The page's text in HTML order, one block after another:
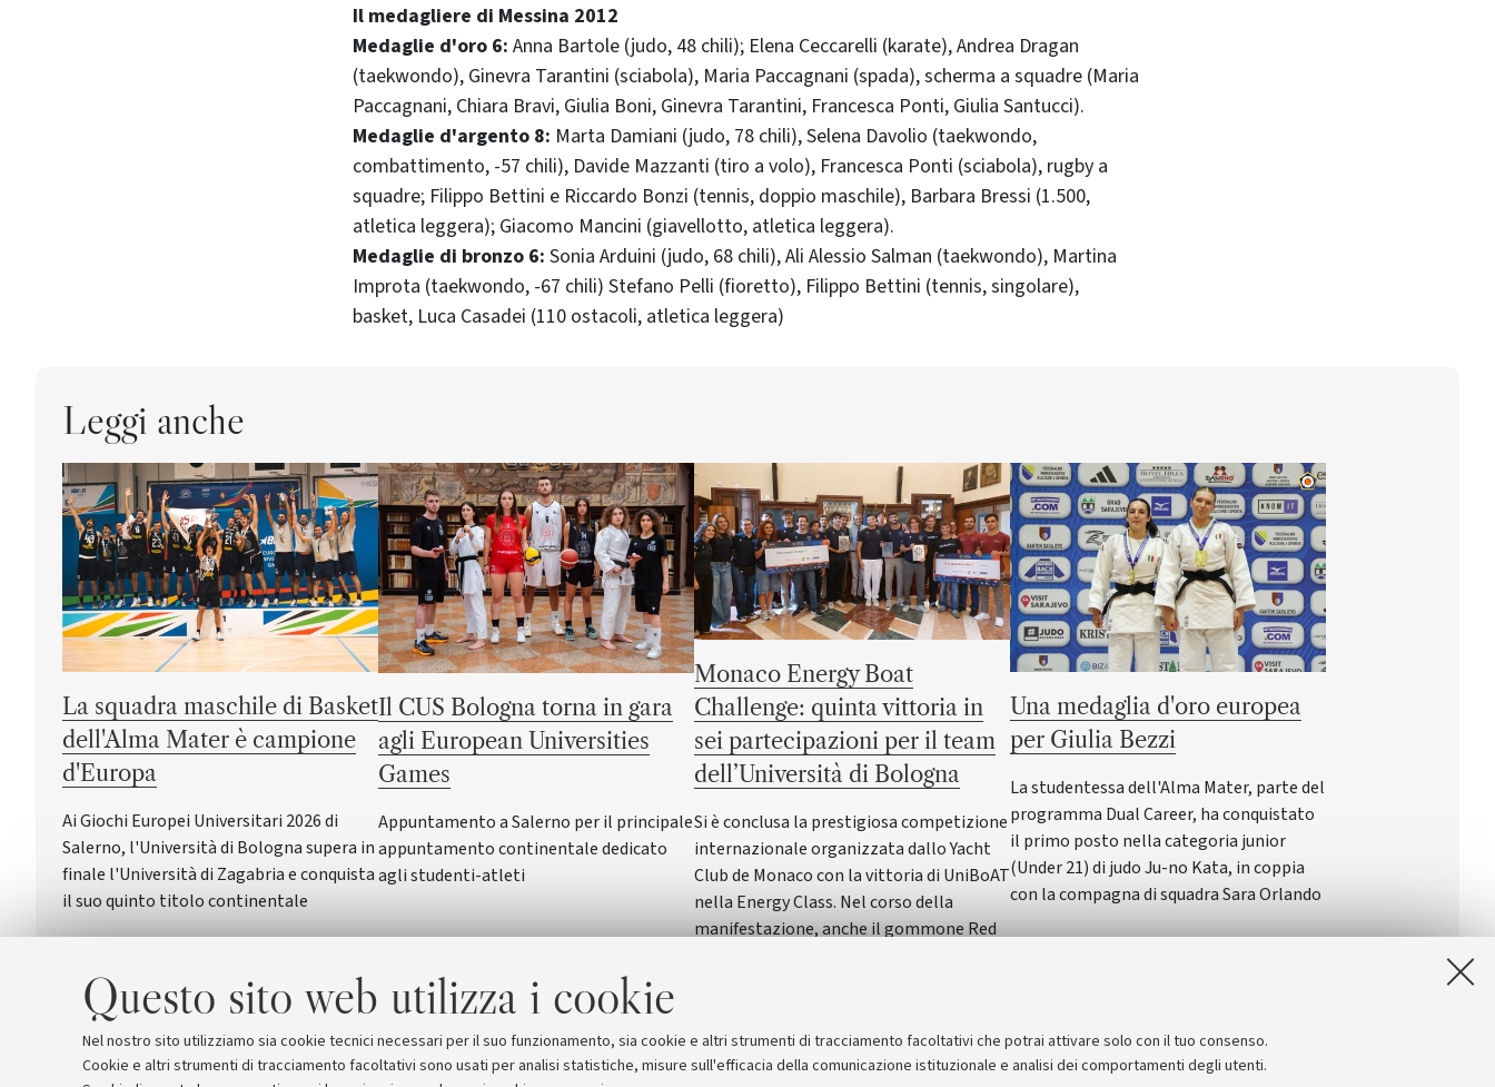
Questo sito web utilizza i cookie
Nel nostro sito utilizziamo sia cookie tecnici necessari per il suo funzionamento, sia cookie e altri strumenti di tracciamento facoltativi che potrai attivare solo con il tuo consenso.
Cookie e altri strumenti di tracciamento facoltativi sono usati per analisi statistiche, misure sull'efficacia della comunicazione istituzionale e analisi dei comportamenti degli utenti.
Il medagliere di Messina 2012
Medaglie d'oro 6: Anna Bartole (judo, 48 chili); Elena Ceccarelli (karate), Andrea Dragan
(taekwondo), Ginevra Tarantini (sciabola), Maria Paccagnani (spada), scherma a squadre (Maria
Paccagnani, Chiara Bravi, Giulia Boni, Ginevra Tarantini, Francesca Ponti, Giulia Santucci).
Medaglie d'argento 8: Marta Damiani (judo, 78 chili), Selena Davolio (taekwondo,
combattimento, -57 chili), Davide Mazzanti (tiro a volo), Francesca Ponti (sciabola), rugby a
squadre; Filippo Bettini e Riccardo Bonzi (tennis, doppio maschile), Barbara Bressi (1.500,
atletica leggera); Giacomo Mancini (giavellotto, atletica leggera).
Medaglie di bronzo 6: Sonia Arduini (judo, 68 chili), Ali Alessio Salman (taekwondo), Martina
Improta (taekwondo, -67 chili) Stefano Pelli (fioretto), Filippo Bettini (tennis, singolare),
basket, Luca Casadei (110 ostacoli, atletica leggera)
Leggi anche
La squadra maschile di Basket
dell'Alma Mater è campione
d'Europa
Ai Giochi Europei Universitari 2026 di
Salerno, l'Università di Bologna supera in
finale l'Università di Zagabria e conquista
il suo quinto titolo continentale
Il CUS Bologna torna in gara
agli European Universities
Games
Appuntamento a Salerno per il principale
appuntamento continentale dedicato
agli studenti-atleti
Monaco Energy Boat
Challenge: quinta vittoria in
sei partecipazioni per il team
dell’Università di Bologna
Si è conclusa la prestigiosa competizione
internazionale organizzata dallo Yacht
Club de Monaco con la vittoria di UniBoAT
nella Energy Class. Nel corso della
manifestazione, anche il gommone Red
Rettorato
Una medaglia d'oro europea
per Giulia Bezzi
La studentessa dell'Alma Mater, parte del
programma Dual Career, ha conquistato
il primo posto nella categoria junior
(Under 21) di judo Ju-no Kata, in coppia
con la compagna di squadra Sara Orlando